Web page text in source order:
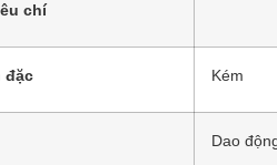
chí
đặc Kém
Dao